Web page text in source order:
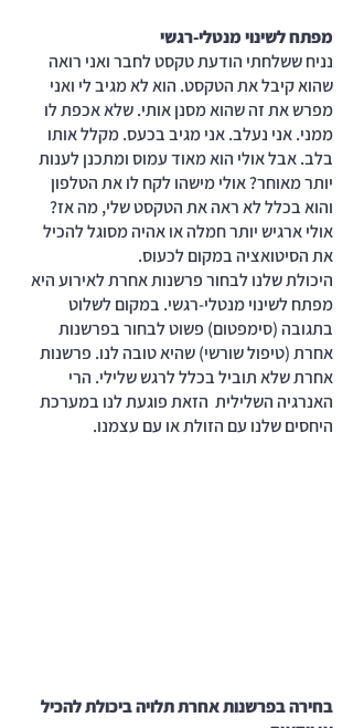
מפתח לשינוי מנטלי-רגשי
נניח ששלחתי הודעת טקסט לחבר ואני רואה
שהוא קיבל את הטקסט. הוא לא מגיב לי ואני
מפרש את זה שהוא מסנן אותי. שלא אכפת לו
ממני. אני נעלב. אני מגיב בכעס. מקלל אותו
בלב. אבל אולי הוא מאוד עמוס ומתכנן לענות
יותר מאוחר? אולי מישהו לקח לו את הטלפון
והוא בכלל לא ראה את הטקסט שלי, מה אז?
אולי ארגיש יותר חמלה או אהיה מסוגל להכיל
את הסיטואציה במקום לכעוס.
היכולת שלנו לבחור פרשנות אחרת לאירוע היא
מפתח לשינוי מנטלי-רגשי. במקום לשלוט
בתגובה (סימפטום) פשוט לבחור בפרשנות
אחרת (טיפול שורשי) שהיא טובה לנו. פרשנות
אחרת שלא תוביל בכלל לרגש שלילי. הרי
האנרגיה השלילית  הזאת פוגעת לנו במערכת
היחסים שלנו עם הזולת או עם עצמנו.
בחירה בפרשנות אחרת תלויה ביכולת להכיל